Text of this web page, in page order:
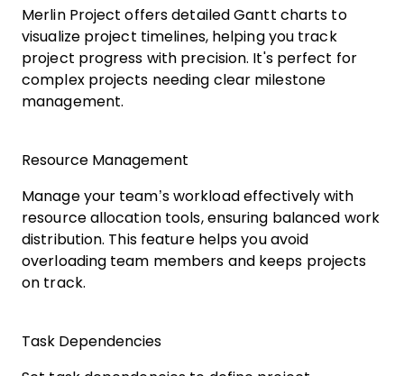
Merlin Project offers detailed Gantt charts to
visualize project timelines, helping you track
project progress with precision. It's perfect for
complex projects needing clear milestone
management.
Resource Management
Manage your team’s workload effectively with
resource allocation tools, ensuring balanced work
distribution. This feature helps you avoid
overloading team members and keeps projects
on track.
Task Dependencies